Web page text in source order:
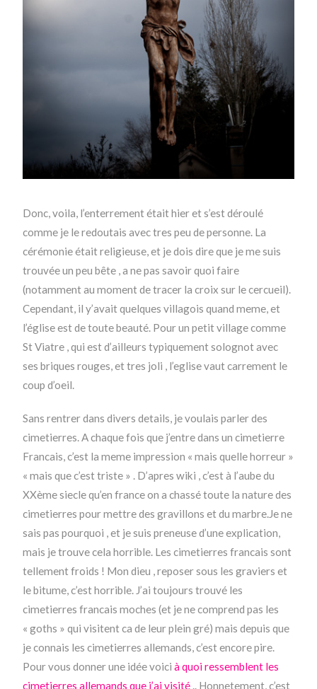
Donc, voila, l’enterrement était hier et s’est déroulé
comme je le redoutais avec tres peu de personne. La
cérémonie était religieuse, et je dois dire que je me suis
trouvée un peu bête , a ne pas savoir quoi faire
(notamment au moment de tracer la croix sur le cercueil).
Cependant, il y’avait quelques villagois quand meme, et
l’église est de toute beauté. Pour un petit village comme
St Viatre , qui est d’ailleurs typiquement solognot avec
ses briques rouges, et tres joli , l’eglise vaut carrement le
coup d’oeil.
Sans rentrer dans divers details, je voulais parler des
cimetierres. A chaque fois que j’entre dans un cimetierre
Francais, c’est la meme impression « mais quelle horreur »
« mais que c’est triste » . D’apres wiki , c’est à l’aube du
XXème siecle qu’en france on a chassé toute la nature des
cimetierres pour mettre des gravillons et du marbre.Je ne
sais pas pourquoi , et je suis preneuse d’une explication,
mais je trouve cela horrible. Les cimetierres francais sont
tellement froids ! Mon dieu , reposer sous les graviers et
le bitume, c’est horrible. J’ai toujours trouvé les
cimetierres francais moches (et je ne comprend pas les
« goths » qui visitent ca de leur plein gré) mais depuis que
je connais les cimetierres allemands, c’est encore pire.
Pour vous donner une idée voicià quoi ressemblent les
cimetierres allemands que j’ai visité .. Honnetement, c’est